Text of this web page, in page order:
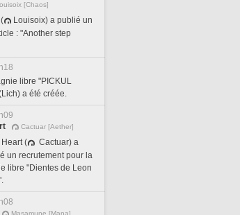
[Chaos]
Louisoix) a publié un
: "Another step
libre "PICKUL
a été créée.
Cactuar [Aether]
(
Cactuar) a
un recrutement pour la
libre "Dientes de Leon
Masamune [Mana]